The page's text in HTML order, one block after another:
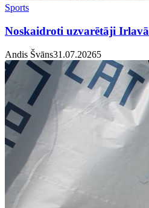
Sports
Noskaidroti uzvarētāji Irlavā
Andis Švāns31.07.20265